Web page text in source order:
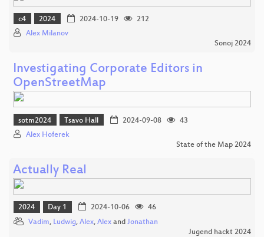
c4 2024 2024-10-19
212
Alex Milanov
Sonoj 2024
Investigating Corporate Editors in
OpenStreetMap
sotm2024 Tsavo Hall 2024-09-08
43
Alex Hoferek
State of the Map 2024
Actually Real
2024 Day 1 2024-10-06
46
Vadim, Ludwig, Alex, Alex and Jonathan
Jugend hackt 2024